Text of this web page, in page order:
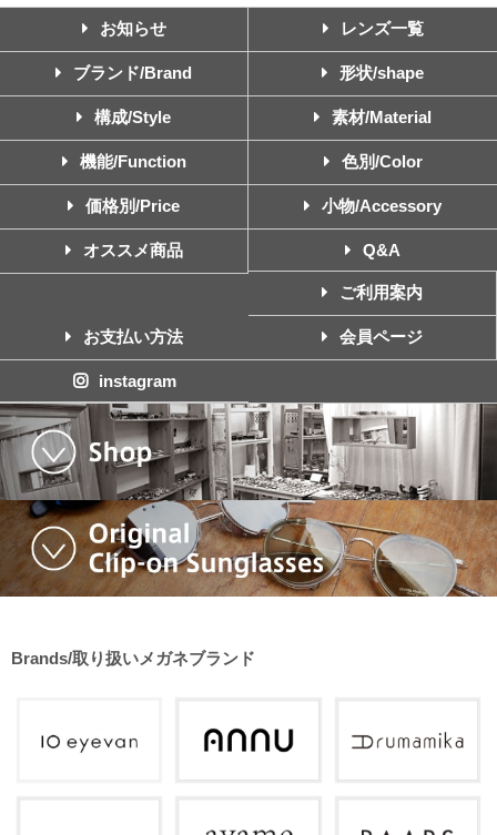
お知らせ レンズ一覧
ブランド/Brand 形状/shape
構成/Style 素材/Material
機能/Function 色別/Color
価格別/Price 小物/Accessory
オススメ商品 Q&A
ご利用案内
お支払い方法 会員ページ
instagram
Brands/取り扱いメガネブランド